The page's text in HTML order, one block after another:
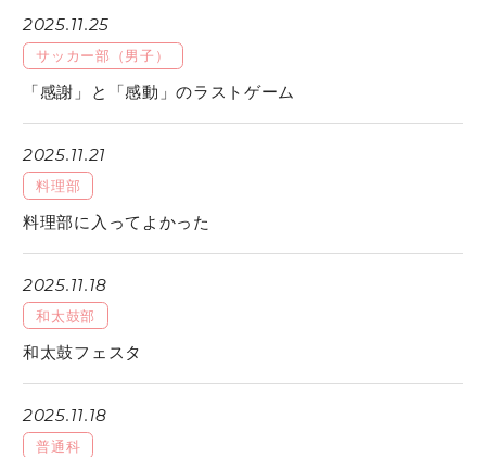
2025.11.25
サッカー部（男子）
「感謝」と「感動」のラストゲーム
2025.11.21
料理部
料理部に入ってよかった
2025.11.18
和太鼓部
和太鼓フェスタ
2025.11.18
普通科